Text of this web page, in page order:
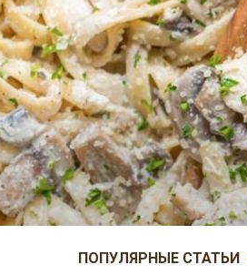
ПОПУЛЯРНЫЕ СТАТЬИ